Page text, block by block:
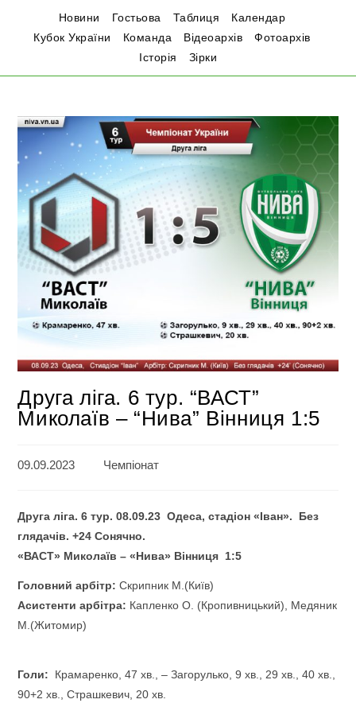
Новини Гостьова Таблиця
Календар
Кубок України
Команда Відеоархів
Фотоархів
Історія
Зірки
Друга ліга. 6 тур. “ВАСТ”
Миколаїв – “Нива” Вінниця 1:5
09.09.2023 Чемпіонат
Друга ліга.6 тур.08.09.23 Одеса, стадіон «Іван». Без
глядачів. +24 Сонячно.
«ВАСТ» Миколаїв – «Нива» Вінниця 1:5
Головний арбітр: Скрипник М.(Київ)
Асистенти арбітра: Капленко О. (Кропивницький), Медяник
М.(Житомир)
Голи:
Крамаренко, 47 хв., – Загорулько, 9 хв., 29 хв., 40 хв.,
90+2 хв., Страшкевич, 20 хв.